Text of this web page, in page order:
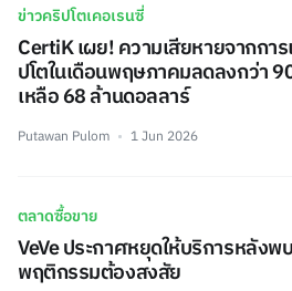
ข่าวคริปโตเคอเรนซี่
CertiK เผย! ความเสียหายจากกา
ปโตในเดือนพฤษภาคมลดลงกว่า
เหลือ 68 ล้านดอลลาร์
Putawan Pulom 1 Jun 2026
ตลาดซื้อขาย
VeVe ประกาศหยุดให้บริการหลังพบ
พฤติกรรมต้องสงสัย